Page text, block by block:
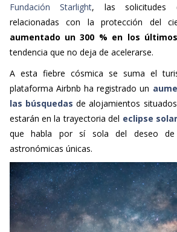
Fundación Starlight, las solicitudes
relacionadas con la protección del
aumentado un 300 % en los
tendencia que no deja de acelerarse.
A esta fiebre cósmica se suma el
plataforma Airbnb ha registrado un
las búsquedas de alojamientos
estarán en la trayectoria del eclipse
que habla por sí sola del deseo de
astronómicas únicas.